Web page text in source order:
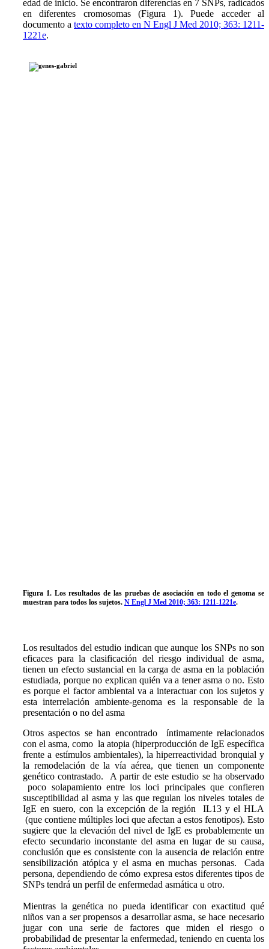
edad de inicio. Se encontraron diferencias en 7 SNPs, radicados
en diferentes cromosomas (Figura 1). Puede acceder al
documento a texto completo en N Engl J Med 2010; 363: 1211-
1221e.
Figura 1. Los resultados de las pruebas de asociación en todo el genoma se
muestran para todos los sujetos. N Engl J Med 2010; 363: 1211-1221e.
Los resultados del estudio indican que aunque los SNPs no son
eficaces para la clasificación del riesgo individual de asma,
tienen un efecto sustancial en la carga de asma en la población
estudiada, porque no explican quién va a tener asma o no. Esto
es porque el factor ambiental va a interactuar con los sujetos y
esta interrelación ambiente-genoma es la responsable de la
presentación o no del asma
Otros aspectos se han encontrado íntimamente relacionados
con el asma, como la atopia (hiperproducción de IgE específica
frente a estímulos ambientales), la hiperreactividad bronquial y
la remodelación de la vía aérea, que tienen un componente
genético contrastado. A partir de este estudio se ha observado
poco solapamiento entre los loci principales que confieren
susceptibilidad al asma y las que regulan los niveles totales de
IgE en suero, con la excepción de la región IL13 y el HLA
(que contiene múltiples loci que afectan a estos fenotipos). Esto
sugiere que la elevación del nivel de IgE es probablemente un
efecto secundario inconstante del asma en lugar de su causa,
conclusión que es consistente con la ausencia de relación entre
sensibilización atópica y el asma en muchas personas. Cada
persona, dependiendo de cómo expresa estos diferentes tipos de
SNPs tendrá un perfil de enfermedad asmática u otro.
Mientras la genética no pueda identificar con exactitud qué
niños van a ser propensos a desarrollar asma, se hace necesario
jugar con una serie de factores que miden el riesgo o
probabilidad de presentar la enfermedad, teniendo en cuenta los